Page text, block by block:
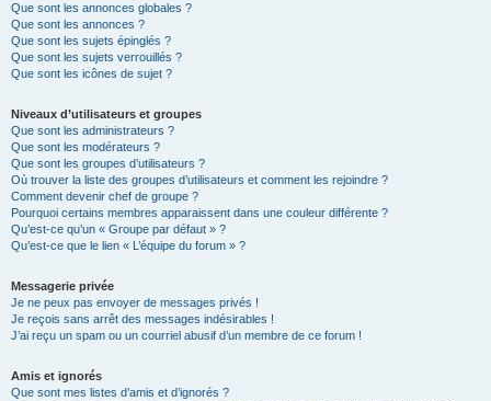
Que sont les annonces globales ?
Que sont les annonces ?
Que sont les sujets épinglés ?
Que sont les sujets verrouillés ?
Que sont les icônes de sujet ?
Niveaux d’utilisateurs et groupes
Que sont les administrateurs ?
Que sont les modérateurs ?
Que sont les groupes d’utilisateurs ?
Où trouver la liste des groupes d’utilisateurs et comment les rejoindre ?
Comment devenir chef de groupe ?
Pourquoi certains membres apparaissent dans une couleur différente ?
Qu’est-ce qu’un « Groupe par défaut » ?
Qu’est-ce que le lien « L’équipe du forum » ?
Messagerie privée
Je ne peux pas envoyer de messages privés !
Je reçois sans arrêt des messages indésirables !
J’ai reçu un spam ou un courriel abusif d’un membre de ce forum !
Amis et ignorés
Que sont mes listes d’amis et d’ignorés ?